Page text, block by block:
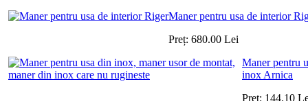
Maner pentru usa de interior
Preț: 680.00 Lei
Maner pentru
inox Arnica
Preț: 144.10